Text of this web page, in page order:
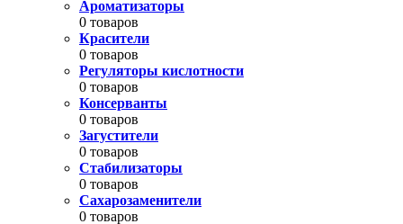
Ароматизаторы
0 товаров
Красители
0 товаров
Регуляторы кислотности
0 товаров
Консерванты
0 товаров
Загустители
0 товаров
Стабилизаторы
0 товаров
Сахарозаменители
0 товаров